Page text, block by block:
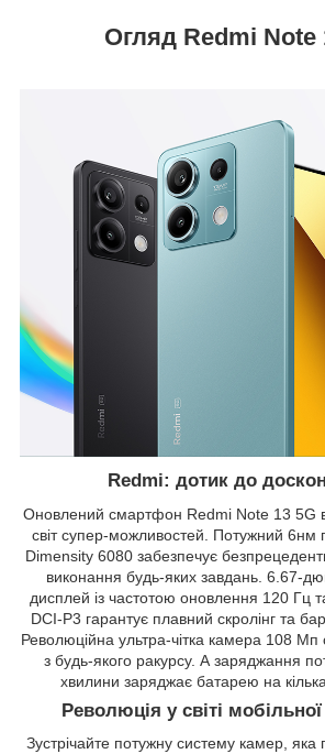
Огляд Redmi Note
Redmi: дотик до
Оновлений смартфон Redmi Note 13 5G
світ супер-можливостей. Потужний 6нм
Dimensity 6080 забезпечує
виконання будь-яких завдань. 6.67-
дисплей із частотою оновлення 120 Гц
DCI-P3 гарантує плавний скролінг та
Революційна ультра-чітка камера 108 Мп
з будь-якого ракурсу. А заряджання
хвилини заряджає батарею на
Революція у світі
Зустрічайте потужну систему камер, яка